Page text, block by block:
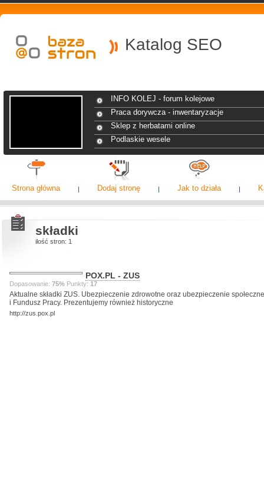
Katalog SEO
INFO KOLEJ - forum kolejowe
Praca dorywcza - inwentaryzacje
Sklep z herbatami online
Podlaskie wesele
Strona główna Dodaj stronę Jak to działa
składki
ilość stron: 1
POX.PL - ZUS
Dopasowanie: 75% Punkty: 17
Aktualne składki ZUS. Ubezpieczenie zdrowotne oraz ubezpieczenie
i Fundusz Pracy. Prezentujemy również historyczne
http://zus.pox.pl